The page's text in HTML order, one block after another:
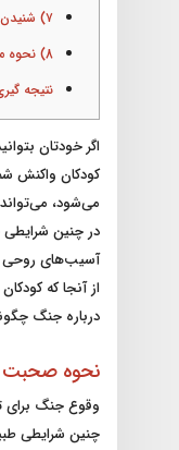
۷) شنیدن اخبار را محدود کنید
8) نحوه مدیریت اخبار برای کودکان
نتیجه
اگر خودتان
کودکان واکنش
می‌شود،
در چنین شرایطی
آسیب‌های روحی
از آنجا که
درباره جنگ
نحوه صحبت
وقوع جنگ برای
چنین شرایطی